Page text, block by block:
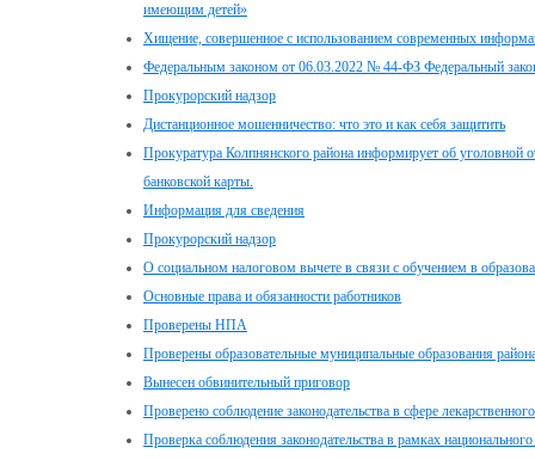
имеющим детей»
Хищение, совершенное с использованием современных
Федеральным законом от 06.03.2022 № 44-ФЗ Федеральный
Прокурорский надзор
Дистанционное мошенничество: что это и как себя защитить
Прокуратура Колпнянского района информирует об уголовной
банковской карты.
Информация для сведения
Прокурорский надзор
О социальном налоговом вычете в связи с обучением в
Основные права и обязанности работников
Проверены НПА
Проверены образовательные муниципальные образования
Вынесен обвинительный приговор
Проверено соблюдение законодательства в сфере
Проверка соблюдения законодательства в рамках